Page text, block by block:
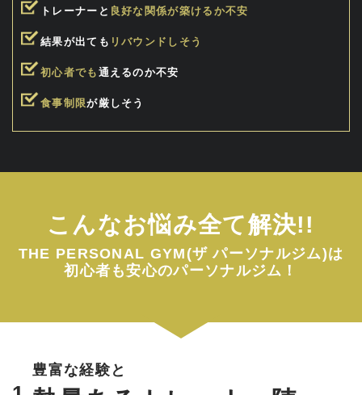
トレーナーと 良好な関係が築けるか不安
結果が出ても リバウンドしそう
初心者でも 通えるのか不安
食事制限が厳しそう
こんなお悩み全て解決!!
THE PERSONAL GYM(ザ パーソナルジム)は
初心者も安心のパーソナルジム！
豊富な経験と